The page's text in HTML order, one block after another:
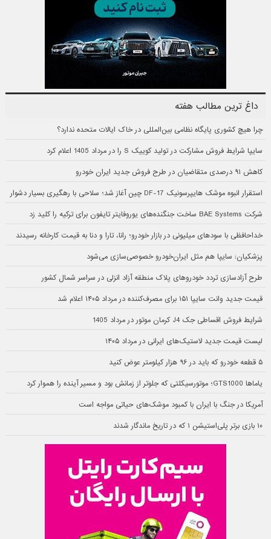
داغ ترین مطالب هفته
چرا هیچ کشوری پایگاه نظامی بین‌المللی در خاک ایالات متحده ندارد؟
سایپا شرایط فروش مشارکت در تولید کوییک S را در مرداد 1405 اعلام کرد
کاهش ۹۱ درصدی متقاضیان در طرح فروش جدید ایران خودرو
استقرار انبوه موشک هایپرسونیک DF-17 چین آغاز شد؛ سلاحی با رهگیری بسیار دشوار
شرکت BAE Systems ساخت جنگنده‌های یوروفایتر تایفون برای ترکیه را کلید زد
خداحافظی با سودهای میلیونی در بازار خودرو؛ رانا، تارا و دنا به قیمت کارخانه رسیدند
پزشکیان: سایپا هم مثل ایران‌خودرو خصوصی‌سازی می‌شود
طرح آزادسازی تردد خودروهای پلاک منطقه آزاد انزلی در سراسر شمال کشور
قیمت جدید وانت سایپا ۱۵۱ برای مصرف‌کننده در مرداد ۱۴۰۵ اعلام شد
شرایط فروش اقساطی جک J4 کرمان موتور در مرداد 1405
لیست قیمت جدید لاستیک‌های ایرانی در مرداد ۱۴۰۵
۵ قطعه خودرو که باید در ۹۶ هزار کیلومتر عوض کنید
یاماها GTS1000؛ موتورسیکلتی که جلوتر از زمانش بود و مسیر آینده را هموار کرد
آمریکا در جنگ با ایران با کمبود موشک‌های حیاتی مواجه است
۱۰ بازی برتر پلی‌استیشن ۱ که در تاریخ ماندگار شدند